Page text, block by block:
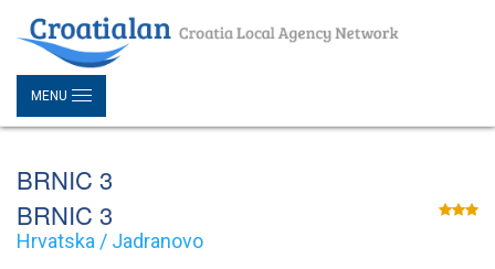
MENU
BRNIC 3
BRNIC 3
Hrvatska / Jadranovo